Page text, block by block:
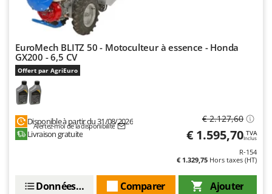
EuroMech BLITZ 50 - Motoculteur à essence - Honda
GX200 - 6,5 CV
Offert par AgriEuro
Disponible à partir du 31/08/2026
Alertez-moi de la disponibilité
Livraison gratuite
€ 2.127,60
€ 1.595,70 TVA
Inclus
R-154
€ 1.329,75 Hors taxes (HT)
Ajouter
Comparer
Données techniques